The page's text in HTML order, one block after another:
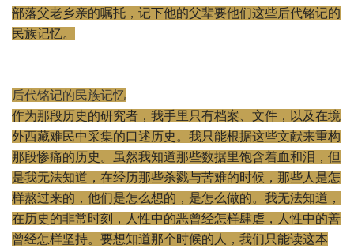
部落父老乡亲的嘱托， 记下他的父辈要他们这些后代铭记的
民族记忆。
后代铭记的民族记忆
作为那段历史的研究者，我手里只有档案、文件， 以及在境
外西藏难民中采集的口述历史。 我只能根据这些文献来重构
那段惨痛的历史。
虽然我知道那些数据里饱含着血和泪，但
是我无法知道， 在经历那些杀戮与苦难的时候，那些人是怎
样熬过来的， 他们是怎么想的，是怎么做的。我无法知道，
在历史的非常时刻，
人性中的恶曾经怎样肆虐，人性中的善
曾经怎样坚持。 要想知道那个时候的人，我们只能读这本